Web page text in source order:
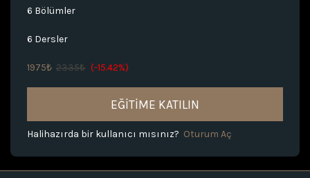
6 Bölümler
6 Dersler
1975₺ 2335₺ (-15.42%)
EĞITIME KATILIN
Halihazırda bir kullanıcı mısınız? Oturum Aç